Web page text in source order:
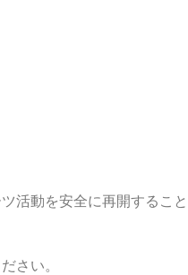
活動を安全に再開するこ
さい。